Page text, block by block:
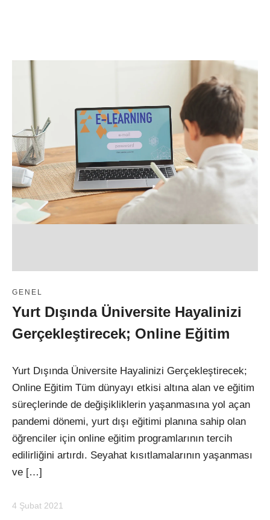
GENEL
Yurt Dışında Üniversite Hayalinizi
Gerçekleştirecek; Online Eğitim
Yurt Dışında Üniversite Hayalinizi Gerçekleştirecek;
Online Eğitim Tüm dünyayı etkisi altına alan ve eğitim
süreçlerinde de değişikliklerin yaşanmasına yol açan
pandemi dönemi, yurt dışı eğitimi planına sahip olan
öğrenciler için online eğitim programlarının tercih
edilirliğini artırdı. Seyahat kısıtlamalarının yaşanması
ve […]
4 Şubat 2021